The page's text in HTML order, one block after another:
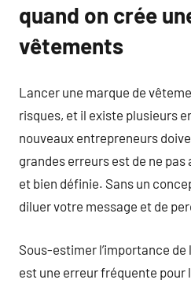
quand on crée
vêtements
Lancer une marque de
risques, et il existe plusieurs
nouveaux entrepreneurs
grandes erreurs est de ne
et bien définie. Sans un
diluer votre message et de
Sous-estimer l’importance
est une erreur fréquente pour